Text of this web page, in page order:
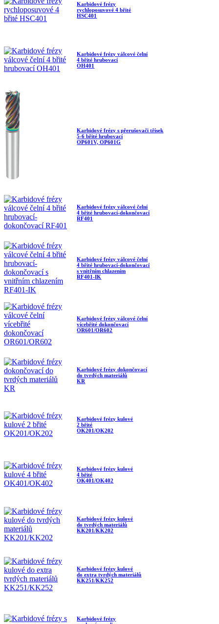
Karbidové frézy
rychloposuvové 4 břité
HSC401
Karbidové frézy válcové čelní
4 břité hrubovací
OH401
Karbidové frézy s přerušovači třísek
5-6 břité hrubovací
OP601V, OP601G
Karbidové frézy válcové čelní
4 břité hrubovací-dokončovací
RF401
Karbidové frézy válcové čelní
4 břité hrubovací-dokončovací
s vnitřním chlazením
RF401-IK
Karbidové frézy válcové čelní
vícebřité dokončovací
OR601/OR602
Karbidové frézy dokončovací
do tvrdých materiálů
KR
Karbidové frézy kulové
2 břité
OK201/OK202
Karbidové frézy kulové
4 břité
OK401/OK402
Karbidové frézy kulové
do tvrdých materiálů
KK201/KK202
Karbidové frézy kulové
do extra tvrdých materiálů
KK251/KK252
Karbidové frézy